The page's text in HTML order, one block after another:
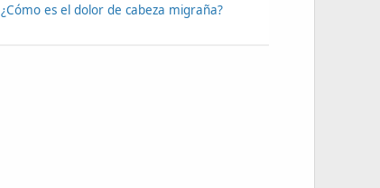
¿Cómo es el dolor de cabeza migraña?